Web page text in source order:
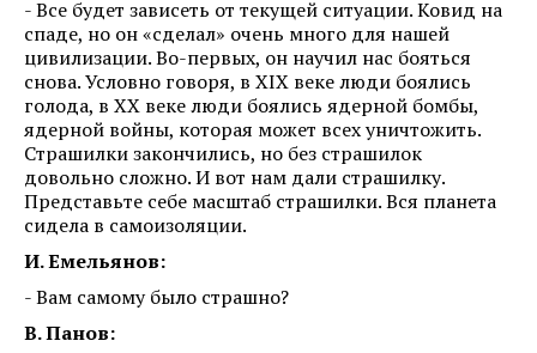
- Все будет зависеть от текущей ситуации. Ковид на
спаде, но он «сделал» очень много для нашей
цивилизации. Во-первых, он научил нас бояться
снова. Условно говоря, в XIX веке люди боялись
голода, в ХХ веке люди боялись ядерной бомбы,
ядерной войны, которая может всех уничтожить.
Страшилки закончились, но без страшилок
довольно сложно. И вот нам дали страшилку.
Представьте себе масштаб страшилки. Вся планета
сидела в самоизоляции.
И. Емельянов:
- Вам самому было страшно?
В. Панов: